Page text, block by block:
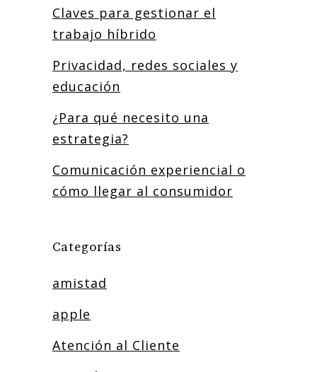
Claves para gestionar el
trabajo híbrido
Privacidad, redes sociales y
educación
¿Para qué necesito una
estrategia?
Comunicación experiencial o
cómo llegar al consumidor
Categorías
amistad
apple
Atención al Cliente